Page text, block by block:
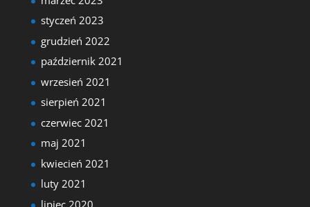
styczeń 2023
grudzień 2022
październik 2021
wrzesień 2021
sierpień 2021
czerwiec 2021
maj 2021
kwiecień 2021
luty 2021
lipiec 2020